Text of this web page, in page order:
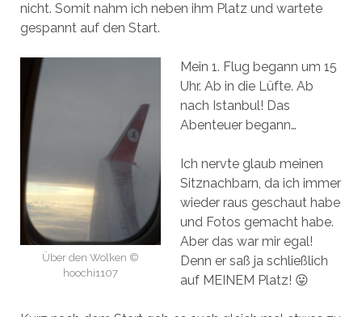
nicht. Somit nahm ich neben ihm Platz und wartete
gespannt auf den Start.
Über den Wolken ©
hoochi1107
Mein 1. Flug begann um 15
Uhr. Ab in die Lüfte. Ab
nach Istanbul! Das
Abenteuer begann…
Ich nervte glaub meinen
Sitznachbarn, da ich immer
wieder raus geschaut habe
und Fotos gemacht habe.
Aber das war mir egal!
Denn er saß ja schließlich
auf MEINEM Platz! 😛